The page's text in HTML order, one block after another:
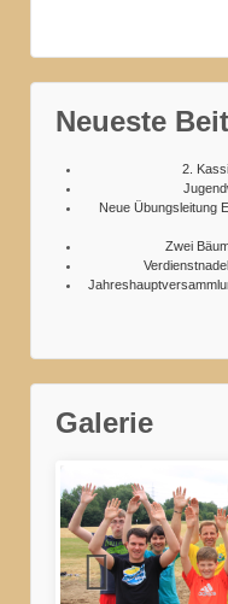
Neueste
2.
Neue Übungsleitung
Zwei
Galerie